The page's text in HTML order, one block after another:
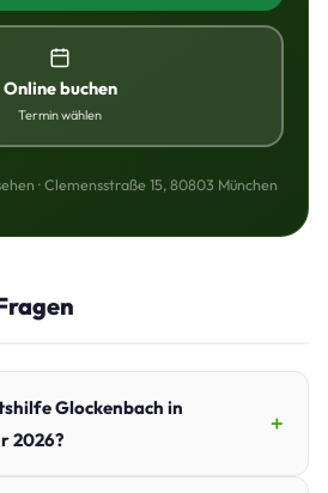
Online buchen
Termin wählen
· Clemensstraße 15, 80803 München
Glockenbach in
2026?